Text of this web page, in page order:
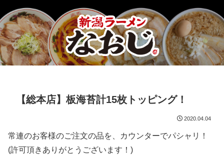
【総本店】板海苔計15枚トッピング！
2020.04.04
常連のお客様のご注文の品を、カウンターでパシャリ！
(許可頂きありがとうございます！)